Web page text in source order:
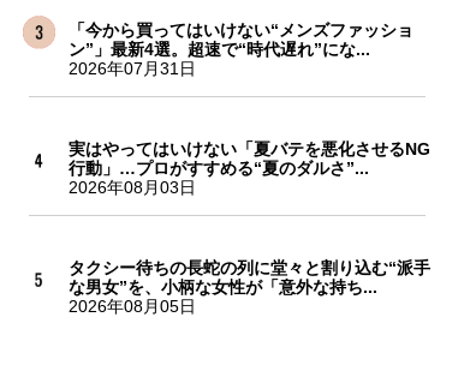
「今から買ってはいけない“メンズファッショ
ン”」最新4選。超速で“時代遅れ”にな...
2026年07月31日
実はやってはいけない「夏バテを悪化させるNG
行動」…プロがすすめる“夏のダルさ”...
2026年08月03日
タクシー待ちの長蛇の列に堂々と割り込む“派手
な男女”を、小柄な女性が「意外な持ち...
2026年08月05日